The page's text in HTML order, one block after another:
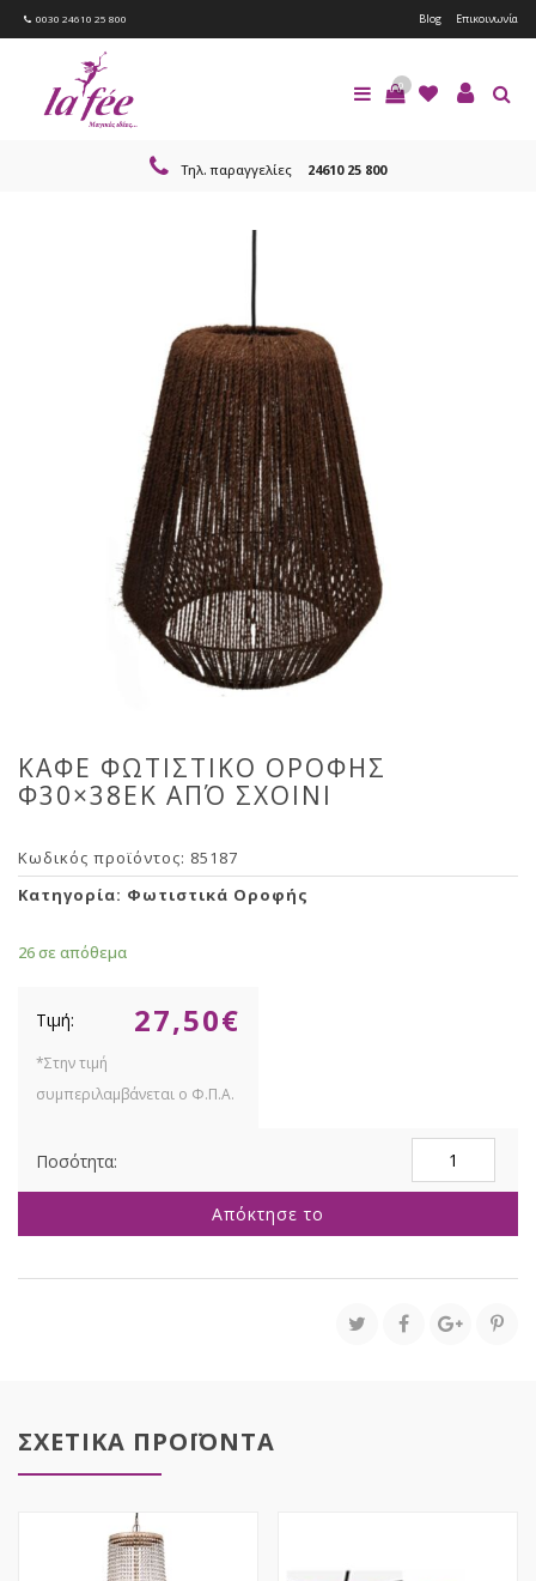
0030 24610 25 800 Blog Επικοινωνία
0
Τηλ. παραγγελίες 24610 25 800
ΚΑΦΕ ΦΩΤΙΣΤΙΚΟ ΟΡΟΦΗΣ
Φ30×38ΕΚ ΑΠΌ ΣΧΟΙΝΙ
Κωδικός προϊόντος: 85187
Κατηγορία: Φωτιστικά Οροφής
26 σε απόθεμα
27,50€
ΦΩΤΙΣΤΙΚΟ
ΟΡΟΦΗΣ
ΑΠΌ
Απόκτησε το
ΣΧΕΤΙΚΑ ΠΡΟΪΟΝΤΑ